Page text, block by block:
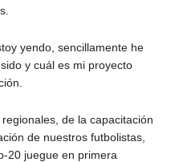
yendo, sencillamente he
y cuál es mi proyecto
de la capacitación
de nuestros futbolistas,
20 juegue en primera